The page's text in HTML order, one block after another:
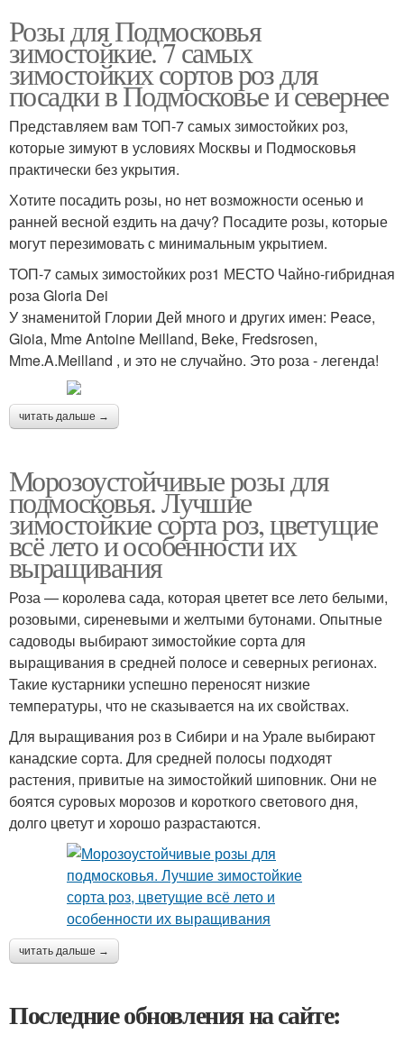
Розы для Подмосковья
зимостойкие. 7 самых
зимостойких сортов роз для
посадки в Подмосковье и севернее
Представляем вам ТОП-7 самых зимостойких роз,
которые зимуют в условиях Москвы и Подмосковья
практически без укрытия.
Хотите посадить розы, но нет возможности осенью и
ранней весной ездить на дачу? Посадите розы, которые
могут перезимовать с минимальным укрытием.
ТОП-7 самых зимостойких роз1 МЕСТО Чайно-гибридная
роза Gloria Dei
У знаменитой Глории Дей много и других имен: Peace,
Gioia, Mme Antoine Meilland, Beke, Fredsrosen,
Mme.A.Meilland , и это не случайно. Это роза - легенда!
читать дальше →
Морозоустойчивые розы для
подмосковья. Лучшие
зимостойкие сорта роз, цветущие
всё лето и особенности их
выращивания
Роза — королева сада, которая цветет все лето белыми,
розовыми, сиреневыми и желтыми бутонами. Опытные
садоводы выбирают зимостойкие сорта для
выращивания в средней полосе и северных регионах.
Такие кустарники успешно переносят низкие
температуры, что не сказывается на их свойствах.
Для выращивания роз в Сибири и на Урале выбирают
канадские сорта. Для средней полосы подходят
растения, привитые на зимостойкий шиповник. Они не
боятся суровых морозов и короткого светового дня,
долго цветут и хорошо разрастаются.
читать дальше →
Последние обновления на сайте: